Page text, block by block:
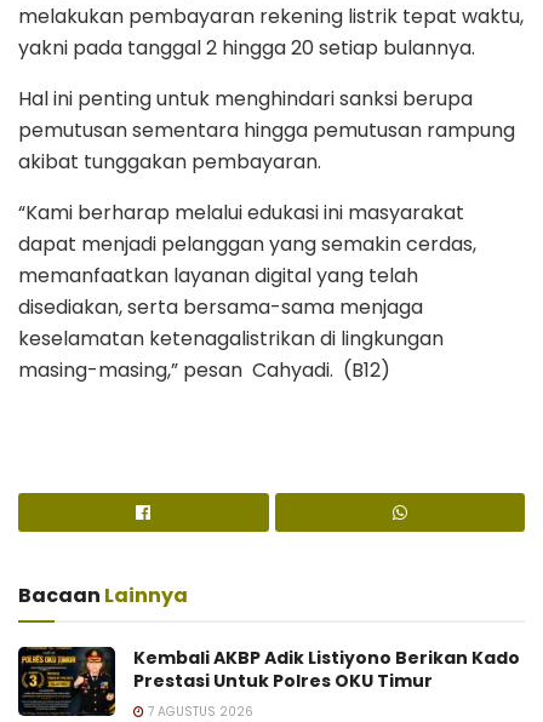
melakukan pembayaran rekening listrik tepat waktu,
yakni pada tanggal 2 hingga 20 setiap bulannya.
Hal ini penting untuk menghindari sanksi berupa
pemutusan sementara hingga pemutusan rampung
akibat tunggakan pembayaran.
“Kami berharap melalui edukasi ini masyarakat
dapat menjadi pelanggan yang semakin cerdas,
memanfaatkan layanan digital yang telah
disediakan, serta bersama-sama menjaga
keselamatan ketenagalistrikan di lingkungan
masing-masing,” pesan Cahyadi. (B12)
Bacaan Lainnya
Kembali AKBP Adik Listiyono Berikan Kado
Prestasi Untuk Polres OKU Timur
7 AGUSTUS 2026